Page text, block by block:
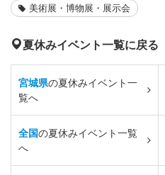
美術展・博物展・展示会
夏休みイベント一覧に戻る
宮城県の夏休みイベント一
覧へ
全国の夏休みイベント一覧
へ